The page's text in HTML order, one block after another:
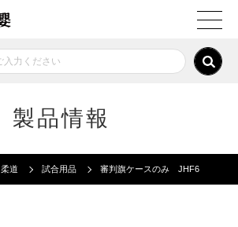
製品情報
柔道 試合用品 審判旗ケースのみ JHF6